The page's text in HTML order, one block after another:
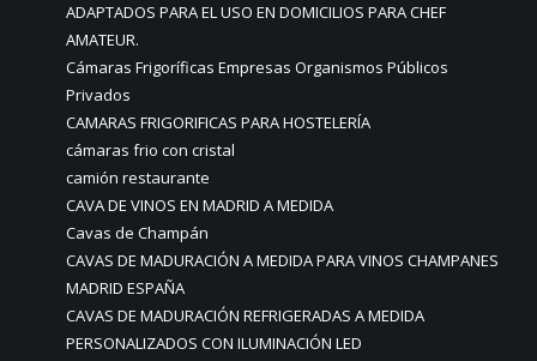
ADAPTADOS PARA EL USO EN DOMICILIOS PARA CHEF
AMATEUR.
Cámaras Frigoríficas Empresas Organismos Públicos
Privados
CAMARAS FRIGORIFICAS PARA HOSTELERÍA
cámaras frio con cristal
camión restaurante
CAVA DE VINOS EN MADRID A MEDIDA
Cavas de Champán
CAVAS DE MADURACIÓN A MEDIDA PARA VINOS CHAMPANES
MADRID ESPAÑA
CAVAS DE MADURACIÓN REFRIGERADAS A MEDIDA
PERSONALIZADOS CON ILUMINACIÓN LED